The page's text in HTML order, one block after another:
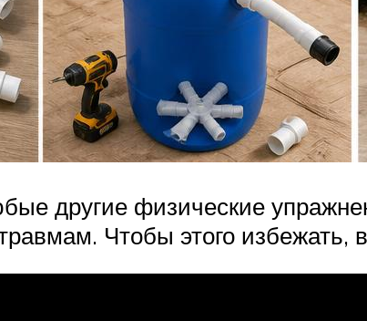
другие физические
Чтобы этого